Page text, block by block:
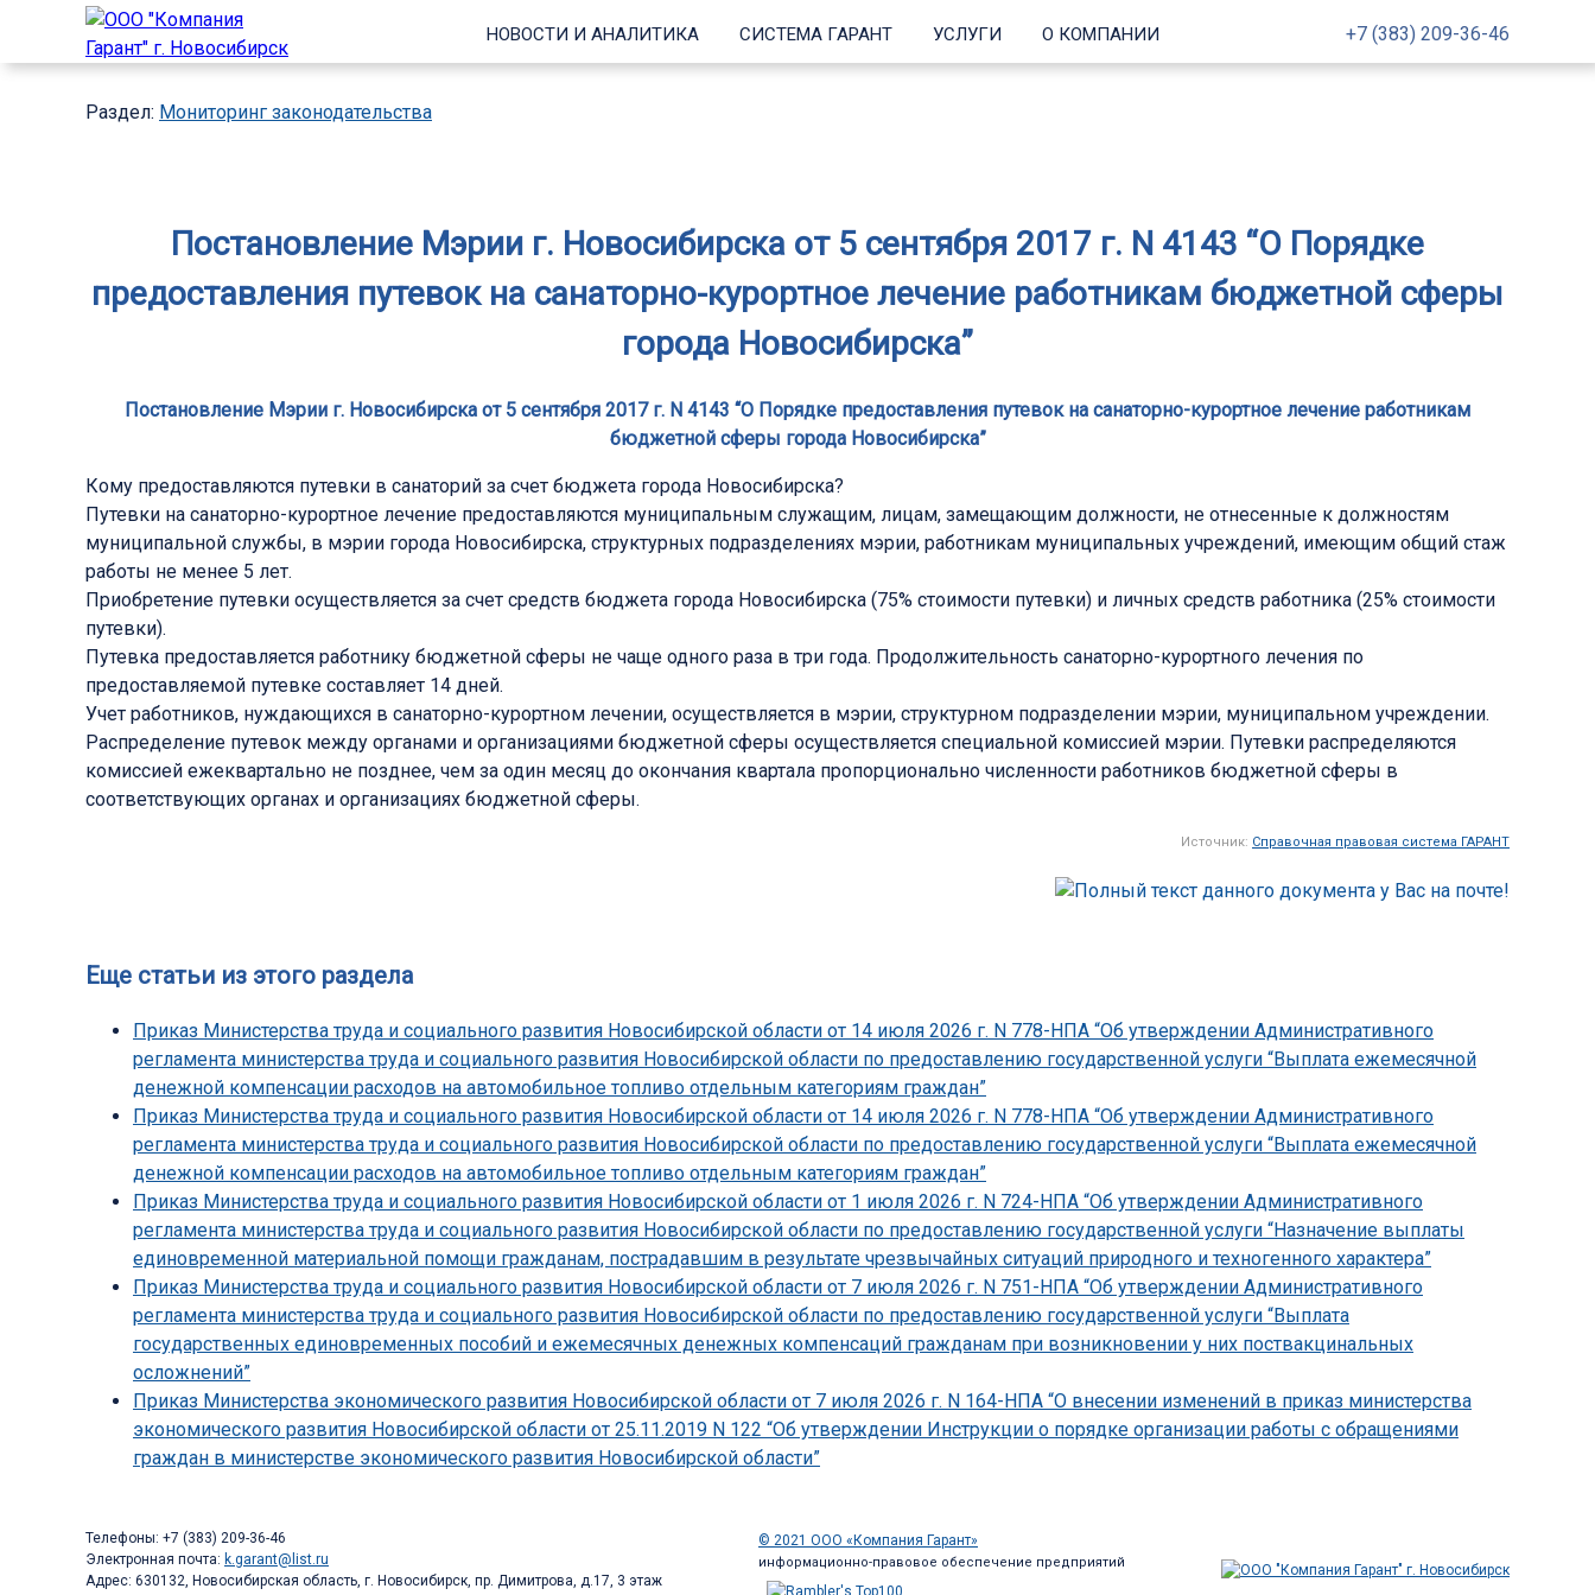
НОВОСТИ И АНАЛИТИКА СИСТЕМА ГАРАНТ УСЛУГИ О КОМПАНИИ +7 (383) 209-36-46
Раздел: Мониторинг законодательства
Постановление Мэрии г. Новосибирска от 5 сентября 2017 г. N 4143 “О Порядке
предоставления путевок на санаторно-курортное лечение работникам бюджетной сферы
города Новосибирска”
Постановление Мэрии г. Новосибирска от 5 сентября 2017 г. N 4143 “О Порядке предоставления путевок на санаторно-курортное лечение работникам
бюджетной сферы города Новосибирска”
Кому предоставляются путевки в санаторий за счет бюджета города Новосибирска?
Путевки на санаторно-курортное лечение предоставляются муниципальным служащим, лицам, замещающим должности, не отнесенные к должностям
муниципальной службы, в мэрии города Новосибирска, структурных подразделениях мэрии, работникам муниципальных учреждений, имеющим общий стаж
работы не менее 5 лет.
Приобретение путевки осуществляется за счет средств бюджета города Новосибирска (75% стоимости путевки) и личных средств работника (25% стоимости
путевки).
Путевка предоставляется работнику бюджетной сферы не чаще одного раза в три года. Продолжительность санаторно-курортного лечения по
предоставляемой путевке составляет 14 дней.
Учет работников, нуждающихся в санаторно-курортном лечении, осуществляется в мэрии, структурном подразделении мэрии, муниципальном учреждении.
Распределение путевок между органами и организациями бюджетной сферы осуществляется специальной комиссией мэрии. Путевки распределяются
комиссией ежеквартально не позднее, чем за один месяц до окончания квартала пропорционально численности работников бюджетной сферы в
соответствующих органах и организациях бюджетной сферы.
Источник: Справочная правовая система ГАРАНТ
Еще статьи из этого раздела
Приказ Министерства труда и социального развития Новосибирской области от 14 июля 2026 г. N 778-НПА “Об утверждении Административного
регламента министерства труда и социального развития Новосибирской области по предоставлению государственной услуги “Выплата ежемесячной
денежной компенсации расходов на автомобильное топливо отдельным категориям граждан”
Приказ Министерства труда и социального развития Новосибирской области от 14 июля 2026 г. N 778-НПА “Об утверждении Административного
регламента министерства труда и социального развития Новосибирской области по предоставлению государственной услуги “Выплата ежемесячной
денежной компенсации расходов на автомобильное топливо отдельным категориям граждан”
Приказ Министерства труда и социального развития Новосибирской области от 1 июля 2026 г. N 724-НПА “Об утверждении Административного
регламента министерства труда и социального развития Новосибирской области по предоставлению государственной услуги “Назначение выплаты
единовременной материальной помощи гражданам, пострадавшим в результате чрезвычайных ситуаций природного и техногенного характера”
Приказ Министерства труда и социального развития Новосибирской области от 7 июля 2026 г. N 751-НПА “Об утверждении Административного
регламента министерства труда и социального развития Новосибирской области по предоставлению государственной услуги “Выплата
государственных единовременных пособий и ежемесячных денежных компенсаций гражданам при возникновении у них поствакцинальных
осложнений”
Приказ Министерства экономического развития Новосибирской области от 7 июля 2026 г. N 164-НПА “О внесении изменений в приказ министерства
экономического развития Новосибирской области от 25.11.2019 N 122 “Об утверждении Инструкции о порядке организации работы с обращениями
граждан в министерстве экономического развития Новосибирской области”
Телефоны: +7 (383) 209-36-46
Электронная почта: k.garant@list.ru
Адрес: 630132, Новосибирская область, г. Новосибирск, пр. Димитрова, д.17, 3 этаж
© 2021 ООО «Компания Гарант»
информационно-правовое обеспечение предприятий